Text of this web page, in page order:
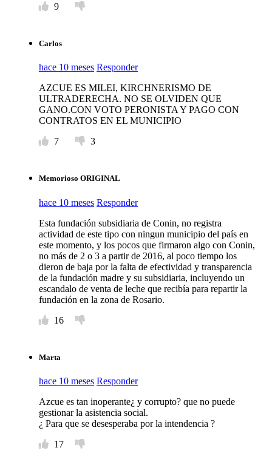
9
Carlos
hace 10 meses Responder
AZCUE ES MILEI, KIRCHNERISMO DE
ULTRADERECHA. NO SE OLVIDEN QUE
GANO.CON VOTO PERONISTA Y PAGO CON
CONTRATOS EN EL MUNICIPIO
7
3
Memorioso ORIGINAL
hace 10 meses Responder
Esta fundación subsidiaria de Conin, no registra
actividad de este tipo con ningun municipio del país en
este momento, y los pocos que firmaron algo con Conin,
no más de 2 o 3 a partir de 2016, al poco tiempo los
dieron de baja por la falta de efectividad y transparencia
de la fundación madre y su subsidiaria, incluyendo un
escandalo de venta de leche que recibía para repartir la
fundación en la zona de Rosario.
16
Marta
hace 10 meses Responder
Azcue es tan inoperante¿ y corrupto? que no puede
gestionar la asistencia social.
¿ Para que se desesperaba por la intendencia ?
17